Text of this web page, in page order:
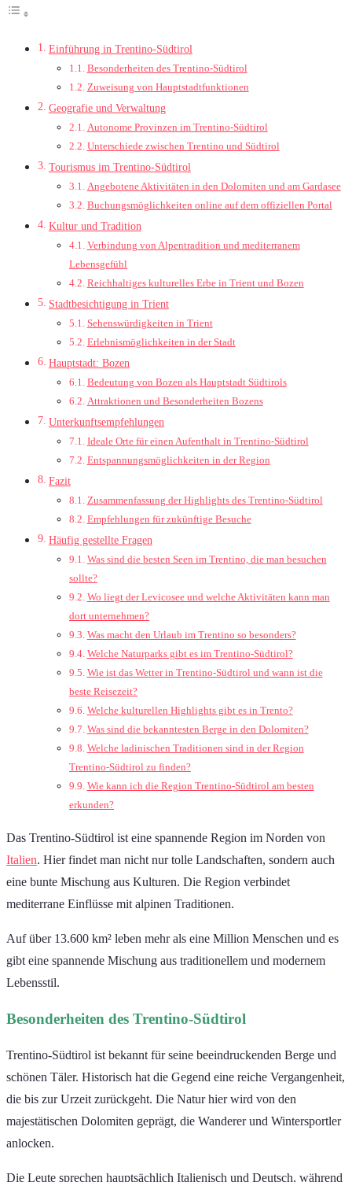
Einführung in Trentino-Südtirol
Besonderheiten des Trentino-Südtirol
Zuweisung von Hauptstadtfunktionen
Geografie und Verwaltung
Autonome Provinzen im Trentino-Südtirol
Unterschiede zwischen Trentino und Südtirol
Tourismus im Trentino-Südtirol
Angebotene Aktivitäten in den Dolomiten und am Gardasee
Buchungsmöglichkeiten online auf dem offiziellen Portal
Kultur und Tradition
Verbindung von Alpentradition und mediterranem
Lebensgefühl
Reichhaltiges kulturelles Erbe in Trient und Bozen
Stadtbesichtigung in Trient
Sehenswürdigkeiten in Trient
Erlebnismöglichkeiten in der Stadt
Hauptstadt: Bozen
Bedeutung von Bozen als Hauptstadt Südtirols
Attraktionen und Besonderheiten Bozens
Unterkunftsempfehlungen
Ideale Orte für einen Aufenthalt in Trentino-Südtirol
Entspannungsmöglichkeiten in der Region
Fazit
Zusammenfassung der Highlights des Trentino-Südtirol
Empfehlungen für zukünftige Besuche
Häufig gestellte Fragen
Was sind die besten Seen im Trentino, die man besuchen
sollte?
Wo liegt der Levicosee und welche Aktivitäten kann man
dort unternehmen?
Was macht den Urlaub im Trentino so besonders?
Welche Naturparks gibt es im Trentino-Südtirol?
Wie ist das Wetter in Trentino-Südtirol und wann ist die
beste Reisezeit?
Welche kulturellen Highlights gibt es in Trento?
Was sind die bekanntesten Berge in den Dolomiten?
Welche ladinischen Traditionen sind in der Region
Trentino-Südtirol zu finden?
Wie kann ich die Region Trentino-Südtirol am besten
erkunden?
Das Trentino-Südtirol ist eine spannende Region im Norden von
Italien. Hier findet man nicht nur tolle Landschaften, sondern auch
eine bunte Mischung aus Kulturen. Die Region verbindet
mediterrane Einflüsse mit alpinen Traditionen.
Auf über 13.600 km² leben mehr als eine Million Menschen und es
gibt eine spannende Mischung aus traditionellem und modernem
Lebensstil.
Besonderheiten des Trentino-Südtirol
Trentino-Südtirol ist bekannt für seine beeindruckenden Berge und
schönen Täler. Historisch hat die Gegend eine reiche Vergangenheit,
die bis zur Urzeit zurückgeht. Die Natur hier wird von den
majestätischen Dolomiten geprägt, die Wanderer und Wintersportler
anlocken.
Die Leute sprechen hauptsächlich Italienisch und Deutsch, während